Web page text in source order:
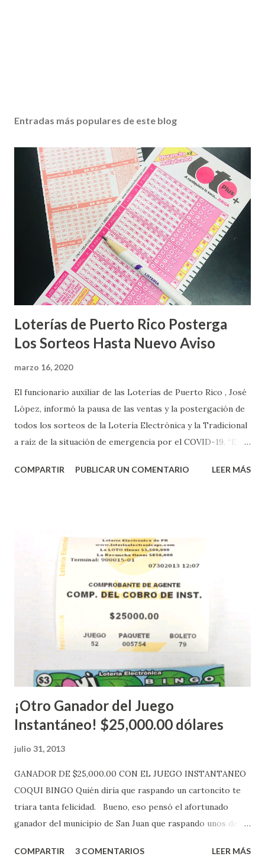
Entradas más populares de este blog
Loterías de Puerto Rico Posterga
Los Sorteos Hasta Nuevo Aviso
marzo 16, 2020
El funcionario auxiliar de las Loterías de Puerto Rico , José
López, informó la pausa de las ventas y la postergación de
todos los sorteos de la Lotería Electrónica y la Tradicional
a raíz de la situación de emergencia por el COVID-19. “En
proteger la salud de nuestros empleados, vendedores y
instantáneos”, indicó López. Sobre el sorteo de Powerball,
López explicó que el mismo se continuará realizando en los
Estados Unidos y los jugadores podrán conocer los
números ganadores del mismo a través de la página
aquellos con jugadas anticipadas de los sorteos locales (
Loto, Revancha, Pega 2, Pega 3 Pega 4 ) se les informará
Mientras, que l...
COMPARTIR PUBLICAR UN COMENTARIO LEER MÁS
¡Otro Ganador del Juego
Instantáneo! $25,000.00 dólares
julio 31, 2013
GANADOR DE $25,000.00 CON EL JUEGO INSTANTANEO
COQUI BINGO Quién diría que raspando un cartoncito te
triara tanta felicidad. Bueno, eso pensó el afortunado
ganador del municipio de San Juan que raspando unos de
obtuvo un premio de $25,000,00 dólares. Este es el anuncio
COMPARTIR 3 COMENTARIOS LEER MÁS